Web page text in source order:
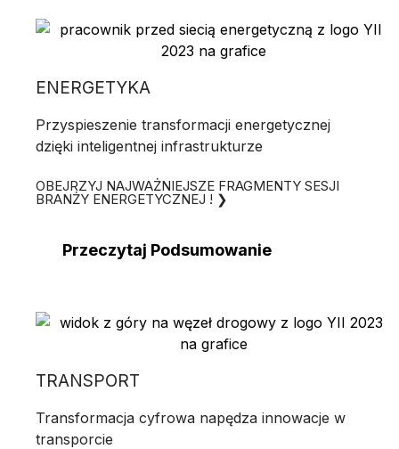
ENERGETYKA
Przyspieszenie transformacji energetycznej
dzięki inteligentnej infrastrukturze
OBEJRZYJ NAJWAŻNIEJSZE FRAGMENTY SESJI
BRANŻY ENERGETYCZNEJ ! ❯
Przeczytaj Podsumowanie
TRANSPORT
Transformacja cyfrowa napędza innowacje w
transporcie